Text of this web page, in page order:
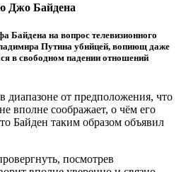
Джо Байдена
Байдена на вопрос телевизионного
Путина убийцей, вопиющ даже
в свободном падении отношений
диапазоне от предположения, что
вполне соображает, о чём его
Байден таким образом объявил
посмотрев